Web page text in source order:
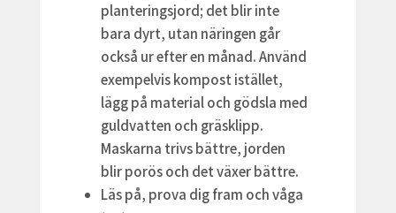
planteringsjord; det blir inte
bara dyrt, utan näringen går
också ur efter en månad. Använd
exempelvis kompost istället,
lägg på material och gödsla med
guldvatten och gräsklipp.
Maskarna trivs bättre, jorden
blir porös och det växer bättre.
Läs på, prova dig fram och våga